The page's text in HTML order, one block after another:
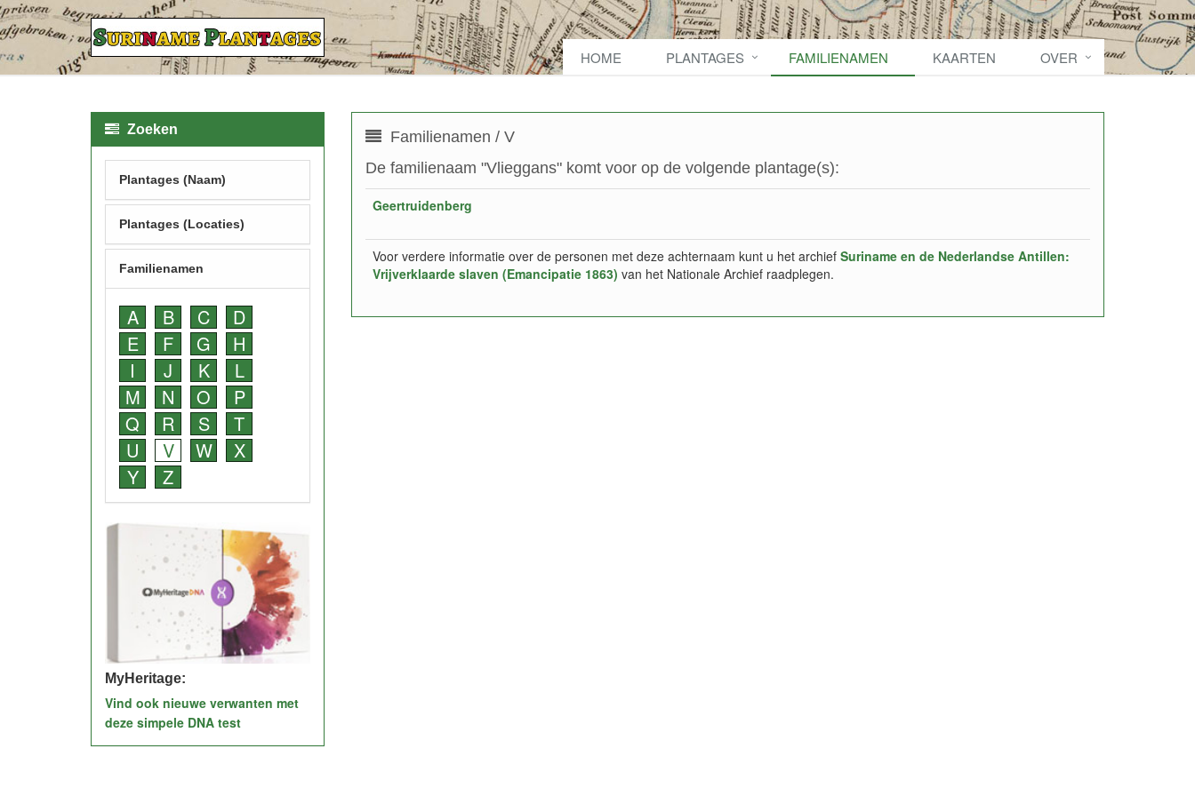
HOME PLANTAGES FAMILIENAMEN KAARTEN OVER
Familienamen / V
De familienaam "Vlieggans" komt voor op de volgende plantage(s):
Geertruidenberg
Voor verdere informatie over de personen met deze achternaam kunt u het archief Suriname en de Nederlandse Antillen:
Vrijverklaarde slaven (Emancipatie 1863) van het Nationale Archief raadplegen.
Zoeken
Plantages (Naam)
Plantages (Locaties)
Familienamen
A B C
D
E
F G
H
I
J K
L
M
N O
P
Q
R S
T
U
V W
X
Y
Z
MyHeritage:
Vind ook nieuwe verwanten met
deze simpele DNA test